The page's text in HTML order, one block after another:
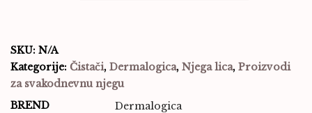
SKU: N/A
Kategorije: Čistači, Dermalogica, Njega lica, Proizvodi
za svakodnevnu njegu
BREND
Dermalogica